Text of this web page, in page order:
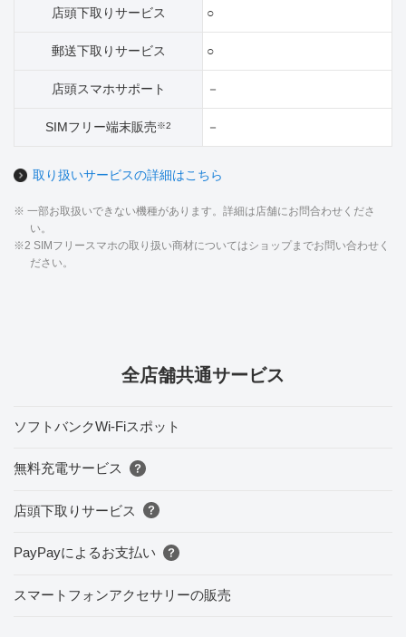
店頭下取りサービス ○
郵送下取りサービス ○
店頭スマホサポート －
SIMフリー端末販売※2 －
取り扱いサービスの詳細はこちら
※ 一部お取扱いできない機種があります。詳細は店舗にお問合わせくださ
い。
※2 SIMフリースマホの取り扱い商材についてはショップまでお問い合わせく
ださい。
全店舗共通サービス
ソフトバンクWi-Fiスポット
無料充電サービス
店頭下取りサービス
PayPayによるお支払い
スマートフォンアクセサリーの販売